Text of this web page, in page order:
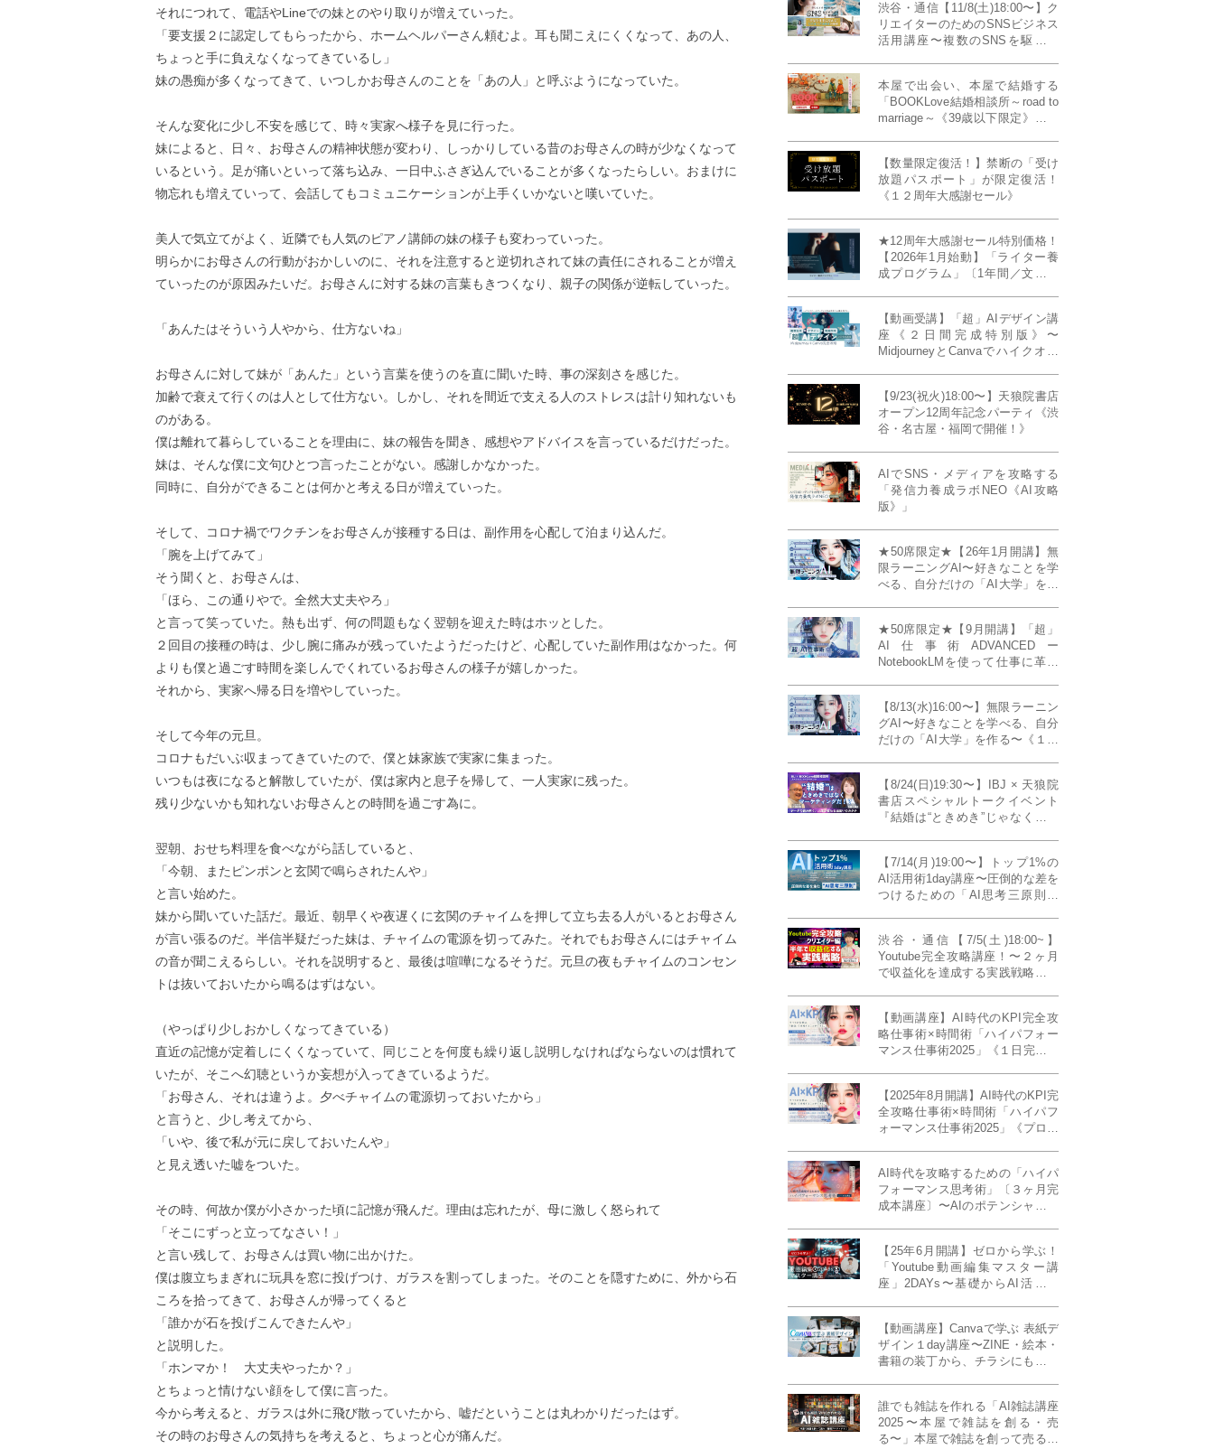
それにつれて、電話やLineでの妹とのやり取りが増えていった。
「要支援２に認定してもらったから、ホームヘルパーさん頼むよ。耳も聞こえにくくなって、あの人、
ちょっと手に負えなくなってきているし」
妹の愚痴が多くなってきて、いつしかお母さんのことを「あの人」と呼ぶようになっていた。
そんな変化に少し不安を感じて、時々実家へ様子を見に行った。
妹によると、日々、お母さんの精神状態が変わり、しっかりしている昔のお母さんの時が少なくなって
いるという。足が痛いといって落ち込み、一日中ふさぎ込んでいることが多くなったらしい。おまけに
物忘れも増えていって、会話してもコミュニケーションが上手くいかないと嘆いていた。
美人で気立てがよく、近隣でも人気のピアノ講師の妹の様子も変わっていった。
明らかにお母さんの行動がおかしいのに、それを注意すると逆切れされて妹の責任にされることが増え
ていったのが原因みたいだ。お母さんに対する妹の言葉もきつくなり、親子の関係が逆転していった。
「あんたはそういう人やから、仕方ないね」
お母さんに対して妹が「あんた」という言葉を使うのを直に聞いた時、事の深刻さを感じた。
加齢で衰えて行くのは人として仕方ない。しかし、それを間近で支える人のストレスは計り知れないも
のがある。
僕は離れて暮らしていることを理由に、妹の報告を聞き、感想やアドバイスを言っているだけだった。
妹は、そんな僕に文句ひとつ言ったことがない。感謝しかなかった。
同時に、自分ができることは何かと考える日が増えていった。
そして、コロナ禍でワクチンをお母さんが接種する日は、副作用を心配して泊まり込んだ。
「腕を上げてみて」
そう聞くと、お母さんは、
「ほら、この通りやで。全然大丈夫やろ」
と言って笑っていた。熱も出ず、何の問題もなく翌朝を迎えた時はホッとした。
２回目の接種の時は、少し腕に痛みが残っていたようだったけど、心配していた副作用はなかった。何
よりも僕と過ごす時間を楽しんでくれているお母さんの様子が嬉しかった。
それから、実家へ帰る日を増やしていった。
そして今年の元旦。
コロナもだいぶ収まってきていたので、僕と妹家族で実家に集まった。
いつもは夜になると解散していたが、僕は家内と息子を帰して、一人実家に残った。
残り少ないかも知れないお母さんとの時間を過ごす為に。
翌朝、おせち料理を食べながら話していると、
「今朝、またピンポンと玄関で鳴らされたんや」
と言い始めた。
妹から聞いていた話だ。最近、朝早くや夜遅くに玄関のチャイムを押して立ち去る人がいるとお母さん
が言い張るのだ。半信半疑だった妹は、チャイムの電源を切ってみた。それでもお母さんにはチャイム
の音が聞こえるらしい。それを説明すると、最後は喧嘩になるそうだ。元旦の夜もチャイムのコンセン
トは抜いておいたから鳴るはずはない。
（やっぱり少しおかしくなってきている）
直近の記憶が定着しにくくなっていて、同じことを何度も繰り返し説明しなければならないのは慣れて
いたが、そこへ幻聴というか妄想が入ってきているようだ。
「お母さん、それは違うよ。夕べチャイムの電源切っておいたから」
と言うと、少し考えてから、
「いや、後で私が元に戻しておいたんや」
と見え透いた嘘をついた。
その時、何故か僕が小さかった頃に記憶が飛んだ。理由は忘れたが、母に激しく怒られて
「そこにずっと立ってなさい！」
と言い残して、お母さんは買い物に出かけた。
僕は腹立ちまぎれに玩具を窓に投げつけ、ガラスを割ってしまった。そのことを隠すために、外から石
ころを拾ってきて、お母さんが帰ってくると
「誰かが石を投げこんできたんや」
と説明した。
「ホンマか！ 大丈夫やったか？」
とちょっと情けない顔をして僕に言った。
今から考えると、ガラスは外に飛び散っていたから、嘘だということは丸わかりだったはず。
その時のお母さんの気持ちを考えると、ちょっと心が痛んだ。
MILLENNIUM THINKING アメリ
カ最高峰大学の人気講義』
渋谷・通信【11/8(土)18:00〜】ク
リエイターのためのSNSビジネス
活用講座〜複数のSNSを駆使し
成ラボPresents》
本屋で出会い、本屋で結婚する
「BOOKLove結婚相談所～road to
marriage～《39歳以下限定》」全
【数量限定復活！】禁断の「受け
放題パスポート」が限定復活！
《１２周年大感謝セール》
★12周年大感謝セール特別価格！
【2026年1月始動】「ライター養
成プログラム」〔1年間／文章講
ー”へ、全国どこからでも。〜《全
店舗リアルタイム参加OK／録画
視聴対応／限定4席》
【動画受講】「超」AIデザイン講
座《２日間完成特別版》〜
MidjourneyとCanvaでハイクオリ
【9/23(祝火)18:00〜】天狼院書店
オープン12周年記念パーティ《渋
谷・名古屋・福岡で開催！》
AIでSNS・メディアを攻略する
「発信力養成ラボNEO《AI攻略
版》」
★50席限定★【26年1月開講】無
限ラーニングAI〜好きなことを学
べる、自分だけの「AI大学」を作
★50席限定★【9月開講】「超」
AI仕事術ADVANCEDー
NotebookLMを使って仕事に革命
【8/13(水)16:00〜】無限ラーニン
グAI〜好きなことを学べる、自分
だけの「AI大学」を作る〜《１日
【8/24(日)19:30〜】IBJ × 天狼院
書店スペシャルトークイベント
『結婚は“ときめき”じゃなくて、
のカタチ〜《BOOKLove結婚相談
所presents》
【7/14(月)19:00〜】トップ1%の
AI活用術1day講座〜圧倒的な差を
つけるための「AI思考三原則」
渋谷・通信【7/5(土)18:00~】
Youtube完全攻略講座！〜２ヶ月
で収益化を達成する実践戦略！ゲ
発信力養成ラボNEO》
【動画講座】AI時代のKPI完全攻
略仕事術×時間術「ハイパフォー
マンス仕事術2025」《１日完成特
【2025年8月開講】AI時代のKPI完
全攻略仕事術×時間術「ハイパフ
ォーマンス仕事術2025」《プロフ
AI時代を攻略するための「ハイパ
フォーマンス思考術」〔３ヶ月完
成本講座〕〜AIのポテンシャルを
【25年6月開講】ゼロから学ぶ！
「Youtube動画編集マスター講
座」2DAYs〜基礎からAI活用ま
【動画講座】Canvaで学ぶ 表紙デ
ザイン１day講座〜ZINE・絵本・
書籍の装丁から、チラシにも活か
誰でも雑誌を作れる「AI雑誌講座
2025〜本屋で雑誌を創る・売
る〜」本屋で雑誌を創って売る！